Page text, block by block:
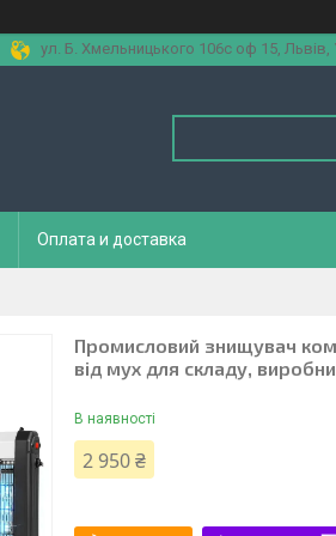
ул. Б. Хмельницького 106с оф 15, Львів,
Оплата и доставка
Промисловий знищувач
від мух для складу,
В наявності
2 950 ₴